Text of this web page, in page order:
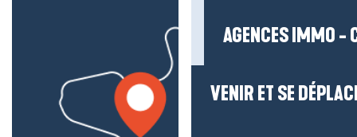
AGENCES IMMO -
VENIR ET SE